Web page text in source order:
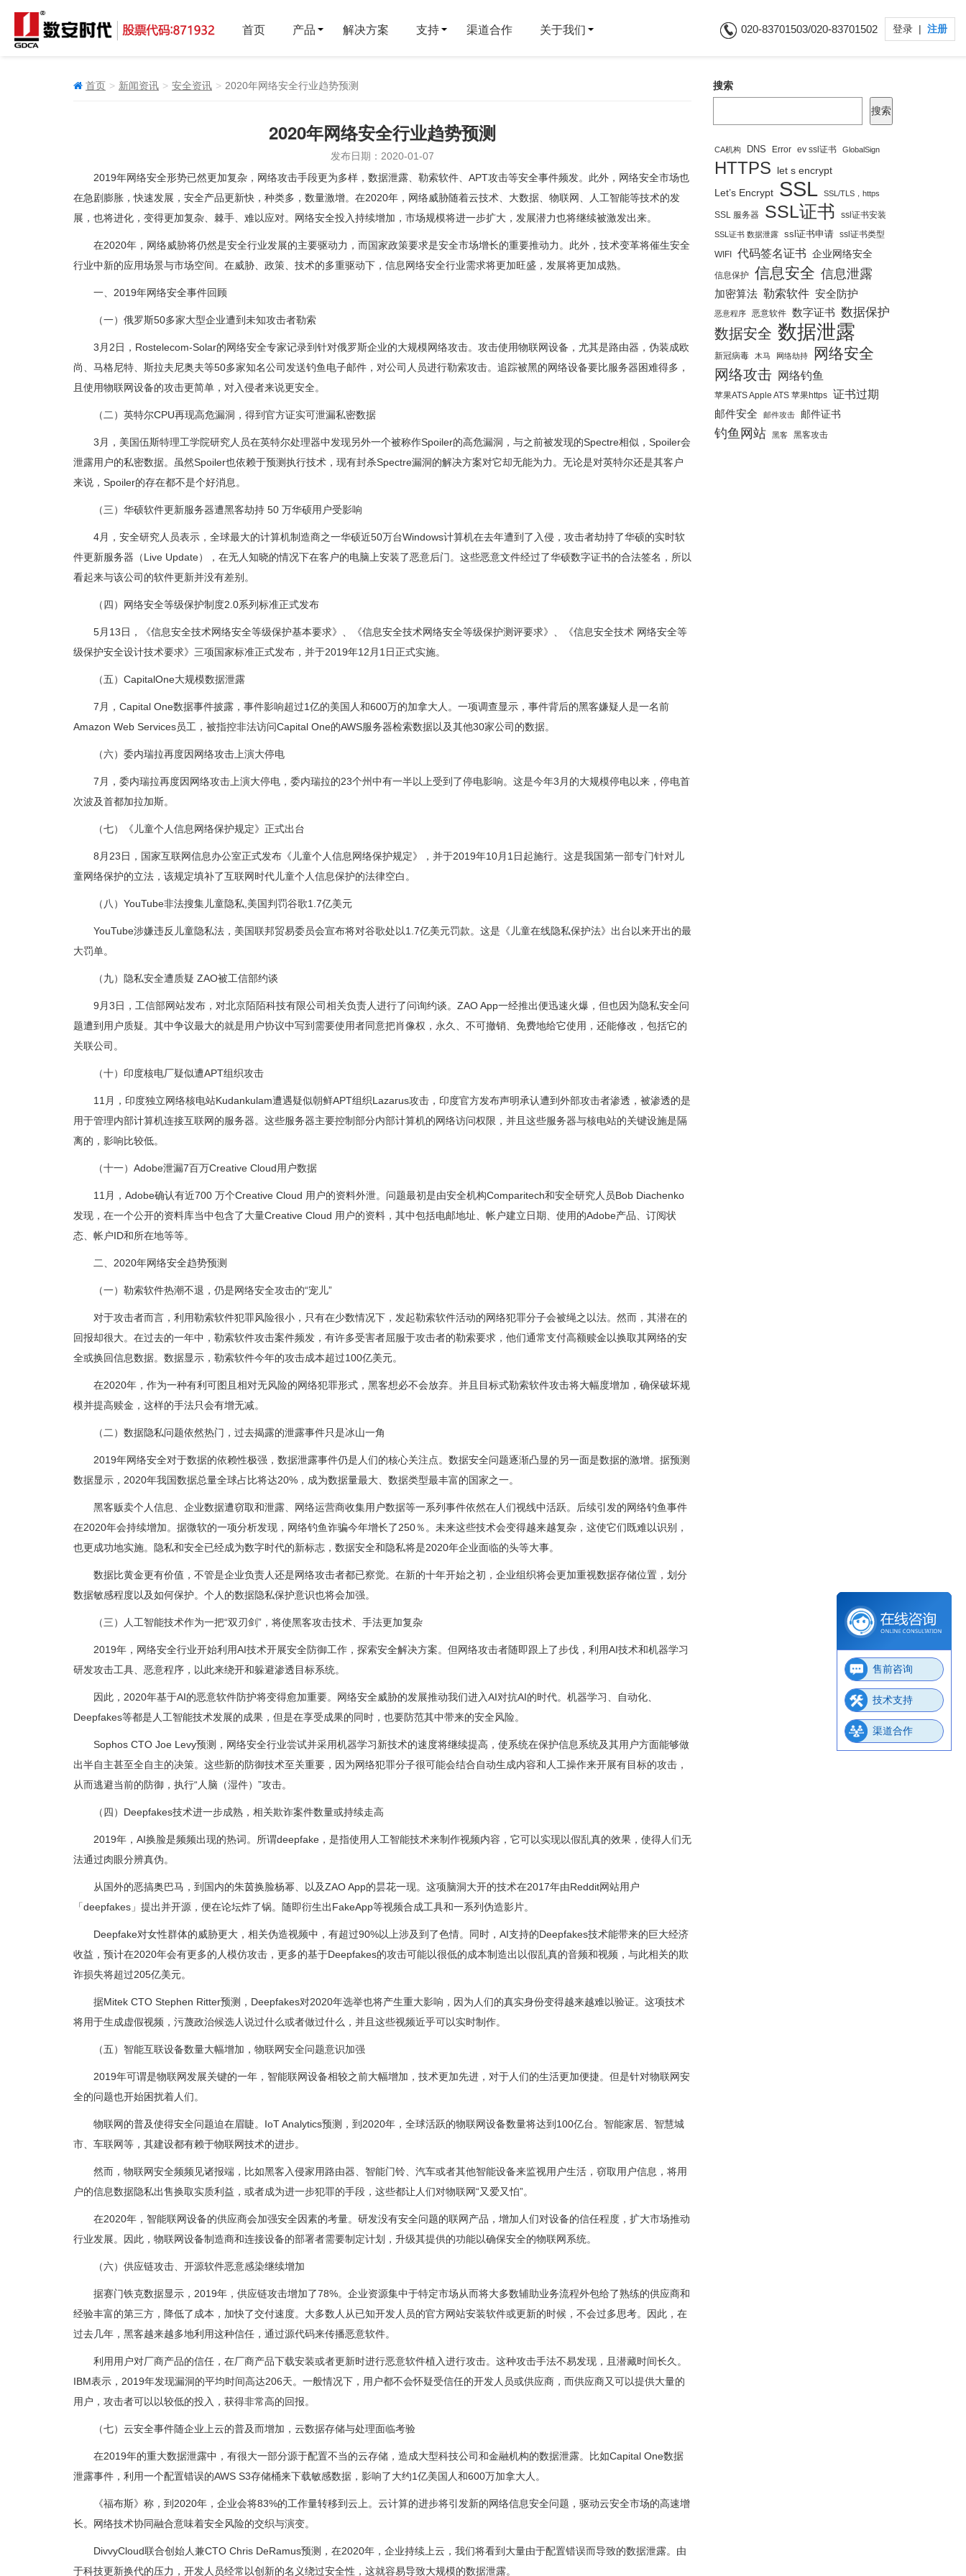
售前咨询
技术支持
渠道合作
首页 产品 解决方案 支持 渠道合作 关于我们 020-83701503/020-83701502 登录 | 注册
首页 新闻资讯 安全资讯 2020年网络安全行业趋势预测
2020年网络安全行业趋势预测
发布日期：2020-01-07
2019年网络安全形势已然更加复杂，网络攻击手段更为多样，数据泄露、勒索软件、APT攻击等安全事件频发。此外，网络安全市场也
在急剧膨胀，快速发展，安全产品更新快，种类多，数量激增。在2020年，网络威胁随着云技术、大数据、物联网、人工智能等技术的发
展，也将进化，变得更加复杂、棘手、难以应对。网络安全投入持续增加，市场规模将进一步扩大，发展潜力也将继续被激发出来。
在2020年，网络威胁将仍然是安全行业发展的主要驱动力，而国家政策要求是安全市场增长的重要推动力。此外，技术变革将催生安全
行业中新的应用场景与市场空间。在威胁、政策、技术的多重驱动下，信息网络安全行业需求将更加旺盛，发展将更加成熟。
一、2019年网络安全事件回顾
（一）俄罗斯50多家大型企业遭到未知攻击者勒索
3月2日，Rostelecom-Solar的网络安全专家记录到针对俄罗斯企业的大规模网络攻击。攻击使用物联网设备，尤其是路由器，伪装成欧
尚、马格尼特、斯拉夫尼奥夫等50多家知名公司发送钓鱼电子邮件，对公司人员进行勒索攻击。追踪被黑的网络设备要比服务器困难得多，
且使用物联网设备的攻击更简单，对入侵者来说更安全。
（二）英特尔CPU再现高危漏洞，得到官方证实可泄漏私密数据
3月，美国伍斯特理工学院研究人员在英特尔处理器中发现另外一个被称作Spoiler的高危漏洞，与之前被发现的Spectre相似，Spoiler会
泄露用户的私密数据。虽然Spoiler也依赖于预测执行技术，现有封杀Spectre漏洞的解决方案对它却无能为力。无论是对英特尔还是其客户
来说，Spoiler的存在都不是个好消息。
（三）华硕软件更新服务器遭黑客劫持 50 万华硕用户受影响
4月，安全研究人员表示，全球最大的计算机制造商之一华硕近50万台Windows计算机在去年遭到了入侵，攻击者劫持了华硕的实时软
件更新服务器（Live Update），在无人知晓的情况下在客户的电脑上安装了恶意后门。这些恶意文件经过了华硕数字证书的合法签名，所以
看起来与该公司的软件更新并没有差别。
（四）网络安全等级保护制度2.0系列标准正式发布
5月13日，《信息安全技术网络安全等级保护基本要求》、《信息安全技术网络安全等级保护测评要求》、《信息安全技术 网络安全等
级保护安全设计技术要求》三项国家标准正式发布，并于2019年12月1日正式实施。
（五）CapitalOne大规模数据泄露
7月，Capital One数据事件披露，事件影响超过1亿的美国人和600万的加拿大人。一项调查显示，事件背后的黑客嫌疑人是一名前
Amazon Web Services员工，被指控非法访问Capital One的AWS服务器检索数据以及其他30家公司的数据。
（六）委内瑞拉再度因网络攻击上演大停电
7月，委内瑞拉再度因网络攻击上演大停电，委内瑞拉的23个州中有一半以上受到了停电影响。这是今年3月的大规模停电以来，停电首
次波及首都加拉加斯。
（七）《儿童个人信息网络保护规定》正式出台
8月23日，国家互联网信息办公室正式发布《儿童个人信息网络保护规定》，并于2019年10月1日起施行。这是我国第一部专门针对儿
童网络保护的立法，该规定填补了互联网时代儿童个人信息保护的法律空白。
（八）YouTube非法搜集儿童隐私,美国判罚谷歌1.7亿美元
YouTube涉嫌违反儿童隐私法，美国联邦贸易委员会宣布将对谷歌处以1.7亿美元罚款。这是《儿童在线隐私保护法》出台以来开出的最
大罚单。
（九）隐私安全遭质疑 ZAO被工信部约谈
9月3日，工信部网站发布，对北京陌陌科技有限公司相关负责人进行了问询约谈。ZAO App一经推出便迅速火爆，但也因为隐私安全问
题遭到用户质疑。其中争议最大的就是用户协议中写到需要使用者同意把肖像权，永久、不可撤销、免费地给它使用，还能修改，包括它的
关联公司。
（十）印度核电厂疑似遭APT组织攻击
11月，印度独立网络核电站Kudankulam遭遇疑似朝鲜APT组织Lazarus攻击，印度官方发布声明承认遭到外部攻击者渗透，被渗透的是
用于管理内部计算机连接互联网的服务器。这些服务器主要控制部分内部计算机的网络访问权限，并且这些服务器与核电站的关键设施是隔
离的，影响比较低。
（十一）Adobe泄漏7百万Creative Cloud用户数据
11月，Adobe确认有近700 万个Creative Cloud 用户的资料外泄。问题最初是由安全机构Comparitech和安全研究人员Bob Diachenko
发现，在一个公开的资料库当中包含了大量Creative Cloud 用户的资料，其中包括电邮地址、帐户建立日期、使用的Adobe产品、订阅状
态、帐户ID和所在地等等。
二、2020年网络安全趋势预测
（一）勒索软件热潮不退，仍是网络安全攻击的“宠儿”
对于攻击者而言，利用勒索软件犯罪风险很小，只有在少数情况下，发起勒索软件活动的网络犯罪分子会被绳之以法。然而，其潜在的
回报却很大。在过去的一年中，勒索软件攻击案件频发，有许多受害者屈服于攻击者的勒索要求，他们通常支付高额赎金以换取其网络的安
全或换回信息数据。数据显示，勒索软件今年的攻击成本超过100亿美元。
在2020年，作为一种有利可图且相对无风险的网络犯罪形式，黑客想必不会放弃。并且目标式勒索软件攻击将大幅度增加，确保破坏规
模并提高赎金，这样的手法只会有增无减。
（二）数据隐私问题依然热门，过去揭露的泄露事件只是冰山一角
2019年网络安全对于数据的依赖性极强，数据泄露事件仍是人们的核心关注点。数据安全问题逐渐凸显的另一面是数据的激增。据预测
数据显示，2020年我国数据总量全球占比将达20%，成为数据量最大、数据类型最丰富的国家之一。
黑客贩卖个人信息、企业数据遭窃取和泄露、网络运营商收集用户数据等一系列事件依然在人们视线中活跃。后续引发的网络钓鱼事件
在2020年会持续增加。据微软的一项分析发现，网络钓鱼诈骗今年增长了250％。未来这些技术会变得越来越复杂，这使它们既难以识别，
也更成功地实施。隐私和安全已经成为数字时代的新标志，数据安全和隐私将是2020年企业面临的头等大事。
数据比黄金更有价值，不管是企业负责人还是网络攻击者都已察觉。在新的十年开始之初，企业组织将会更加重视数据存储位置，划分
数据敏感程度以及如何保护。个人的数据隐私保护意识也将会加强。
（三）人工智能技术作为一把“双刃剑”，将使黑客攻击技术、手法更加复杂
2019年，网络安全行业开始利用AI技术开展安全防御工作，探索安全解决方案。但网络攻击者随即跟上了步伐，利用AI技术和机器学习
研发攻击工具、恶意程序，以此来绕开和躲避渗透目标系统。
因此，2020年基于AI的恶意软件防护将变得愈加重要。网络安全威胁的发展推动我们进入AI对抗AI的时代。机器学习、自动化、
Deepfakes等都是人工智能技术发展的成果，但是在享受成果的同时，也要防范其中带来的安全风险。
Sophos CTO Joe Levy预测，网络安全行业尝试并采用机器学习新技术的速度将继续提高，使系统在保护信息系统及其用户方面能够做
出半自主甚至全自主的决策。这些新的防御技术至关重要，因为网络犯罪分子很可能会结合自动生成内容和人工操作来开展有目标的攻击，
从而逃避当前的防御，执行“人脑（湿件）”攻击。
（四）Deepfakes技术进一步成熟，相关欺诈案件数量或持续走高
2019年，AI换脸是频频出现的热词。所谓deepfake，是指使用人工智能技术来制作视频内容，它可以实现以假乱真的效果，使得人们无
法通过肉眼分辨真伪。
从国外的恶搞奥巴马，到国内的朱茵换脸杨幂、以及ZAO App的昙花一现。这项脑洞大开的技术在2017年由Reddit网站用户
「deepfakes」提出并开源，便在论坛炸了锅。随即衍生出FakeApp等视频合成工具和一系列伪造影片。
Deepfake对女性群体的威胁更大，相关伪造视频中，有超过90%以上涉及到了色情。同时，AI支持的Deepfakes技术能带来的巨大经济
收益，预计在2020年会有更多的人模仿攻击，更多的基于Deepfakes的攻击可能以很低的成本制造出以假乱真的音频和视频，与此相关的欺
诈损失将超过205亿美元。
据Mitek CTO Stephen Ritter预测，Deepfakes对2020年选举也将产生重大影响，因为人们的真实身份变得越来越难以验证。这项技术
将用于生成虚假视频，污蔑政治候选人说过什么或者做过什么，并且这些视频近乎可以实时制作。
（五）智能互联设备数量大幅增加，物联网安全问题意识加强
2019年可谓是物联网发展关键的一年，智能联网设备相较之前大幅增加，技术更加先进，对于人们的生活更加便捷。但是针对物联网安
全的问题也开始困扰着人们。
物联网的普及使得安全问题迫在眉睫。IoT Analytics预测，到2020年，全球活跃的物联网设备数量将达到100亿台。智能家居、智慧城
市、车联网等，其建设都有赖于物联网技术的进步。
然而，物联网安全频频见诸报端，比如黑客入侵家用路由器、智能门铃、汽车或者其他智能设备来监视用户生活，窃取用户信息，将用
户的信息数据隐私出售换取实质利益，或者成为进一步犯罪的手段，这些都让人们对物联网“又爱又怕”。
在2020年，智能联网设备的供应商会加强安全因素的考量。研发没有安全问题的联网产品，增加人们对设备的信任程度，扩大市场推动
行业发展。因此，物联网设备制造商和连接设备的部署者需要制定计划，升级其提供的功能以确保安全的物联网系统。
（六）供应链攻击、开源软件恶意感染继续增加
据赛门铁克数据显示，2019年，供应链攻击增加了78%。企业资源集中于特定市场从而将大多数辅助业务流程外包给了熟练的供应商和
经验丰富的第三方，降低了成本，加快了交付速度。大多数人从已知开发人员的官方网站安装软件或更新的时候，不会过多思考。因此，在
过去几年，黑客越来越多地利用这种信任，通过源代码来传播恶意软件。
利用用户对厂商产品的信任，在厂商产品下载安装或者更新时进行恶意软件植入进行攻击。这种攻击手法不易发现，且潜藏时间长久。
IBM表示，2019年发现漏洞的平均时间高达206天。一般情况下，用户都不会怀疑受信任的开发人员或供应商，而供应商又可以提供大量的
用户，攻击者可以以较低的投入，获得非常高的回报。
（七）云安全事件随企业上云的普及而增加，云数据存储与处理面临考验
在2019年的重大数据泄露中，有很大一部分源于配置不当的云存储，造成大型科技公司和金融机构的数据泄露。比如Capital One数据
泄露事件，利用一个配置错误的AWS S3存储桶来下载敏感数据，影响了大约1亿美国人和600万加拿大人。
《福布斯》称，到2020年，企业会将83%的工作量转移到云上。云计算的进步将引发新的网络信息安全问题，驱动云安全市场的高速增
长。网络技术协同融合意味着安全风险的交织与演变。
DivvyCloud联合创始人兼CTO Chris DeRamus预测，在2020年，企业持续上云，我们将看到大量由于配置错误而导致的数据泄露。由
于科技更新换代的压力，开发人员经常以创新的名义绕过安全性，这就容易导致大规模的数据泄露。
搜索
搜索
CA机构 DNS Error ev ssl证书 GlobalSign
HTTPS
let s encrypt
Let’s Encrypt SSL SSL/TLS，https
SSL 服务器 SSL证书 ssl证书安装
SSL证书 数据泄露 ssl证书申请 ssl证书类型
WIFI 代码签名证书 企业网络安全
信息保护 信息安全 信息泄露
加密算法 勒索软件 安全防护
恶意程序 恶意软件 数字证书 数据保护
数据安全 数据泄露
新冠病毒 木马 网络劫持 网络安全
网络攻击 网络钓鱼
苹果ATS Apple ATS 苹果https
证书过期
邮件安全
邮件攻击 邮件证书
钓鱼网站 黑客 黑客攻击